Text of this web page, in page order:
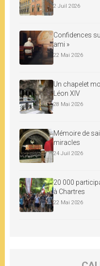
2 Juil 2026
Confidences
ami »
22 Mai 2026
Un chapelet
Léon XIV
28 Mai 2026
Mémoire de
miracles
24 Juil 2026
20 000
à Chartres
22 Mai 2026